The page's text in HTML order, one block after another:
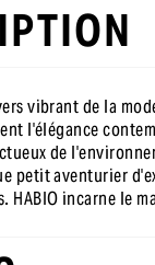
vibrant de la
l'élégance
de
petit aventurier
HABIO incarne le